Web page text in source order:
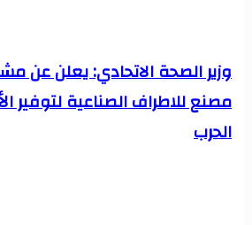
وزير الصحة الاتحادي: يعلن عن
مصنع للاطراف الصناعية لتوفير
الحرب